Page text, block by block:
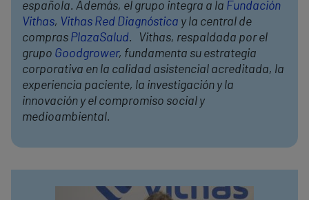
española. Además, el grupo integra a la Fundación
Vithas, Vithas Red Diagnóstica y la central de
compras PlazaSalud. Vithas, respaldada por el
grupo Goodgrower, fundamenta su estrategia
corporativa en la calidad asistencial acreditada, la
experiencia paciente, la investigación y la
innovación y el compromiso social y
medioambiental.